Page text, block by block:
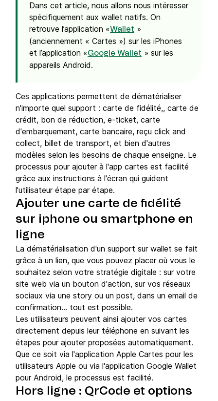
Dans cet article, nous allons nous intéresser
spécifiquement aux wallet natifs. On
retrouve l’application «Wallet »
(anciennement « Cartes ») sur les iPhones
et l’application «Google Wallet » sur les
appareils Android.
Ces applications permettent de dématérialiser
n'importe quel support : carte de fidélité,, carte de
crédit, bon de réduction, e-ticket, carte
d'embarquement, carte bancaire, reçu click and
collect, billet de transport, et bien d'autres
modèles selon les besoins de chaque enseigne. Le
processus pour ajouter à l'app cartes est facilité
grâce aux instructions à l'écran qui guident
l'utilisateur étape par étape.
Ajouter une carte de fidélité
sur iphone ou smartphone en
ligne
La dématérialisation d'un support sur wallet se fait
grâce à un lien, que vous pouvez placer où vous le
souhaitez selon votre stratégie digitale : sur votre
site web via un bouton d'action, sur vos réseaux
sociaux via une story ou un post, dans un email de
confirmation... tout est possible.
Les utilisateurs peuvent ainsi ajouter vos cartes
directement depuis leur téléphone en suivant les
étapes pour ajouter proposées automatiquement.
Que ce soit via l'application Apple Cartes pour les
utilisateurs Apple ou via l'application Google Wallet
pour Android, le processus est facilité.
Hors ligne : QrCode et options